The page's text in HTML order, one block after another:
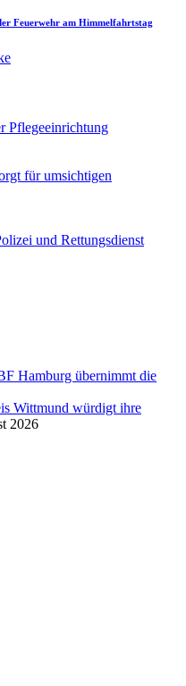
Feuerwehr am Himmelfahrtstag
Pflegeeinrichtung
für umsichtigen
und Rettungsdienst
Hamburg übernimmt die
Wittmund würdigt ihre
2026